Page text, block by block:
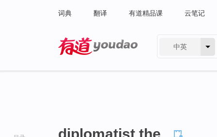
词典 翻译 有道精品课 云笔记
中英